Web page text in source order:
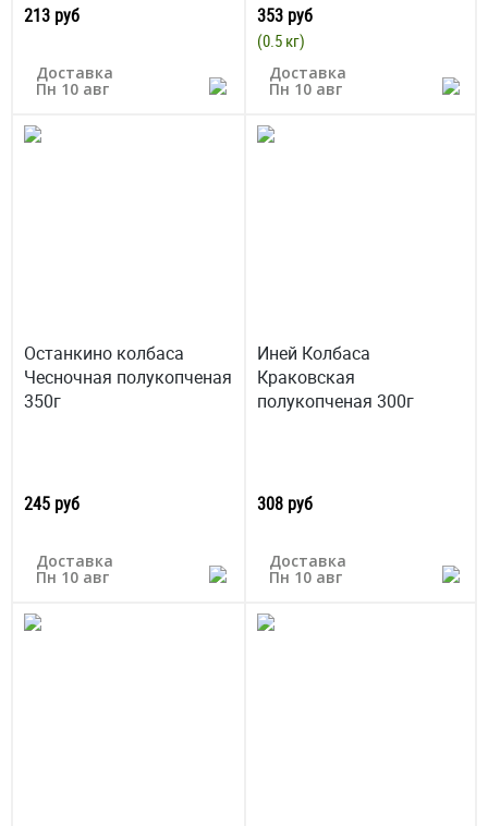
213 руб
Доставка
Пн 10 авг
353 руб
(0.5 кг)
Доставка
Пн 10 авг
Останкино колбаса
Чесночная полукопченая
350г
245 руб
Доставка
Пн 10 авг
Иней Колбаса
Краковская
полукопченая 300г
308 руб
Доставка
Пн 10 авг